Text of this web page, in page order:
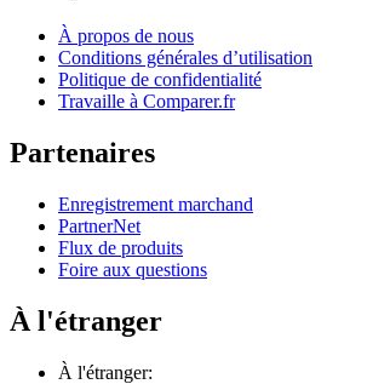
À propos de nous
Conditions générales d’utilisation
Politique de confidentialité
Travaille à Comparer.fr
Partenaires
Enregistrement marchand
PartnerNet
Flux de produits
Foire aux questions
À l'étranger
À l'étranger: